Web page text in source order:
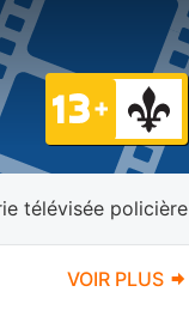
télévisée policière
VOIR PLUS